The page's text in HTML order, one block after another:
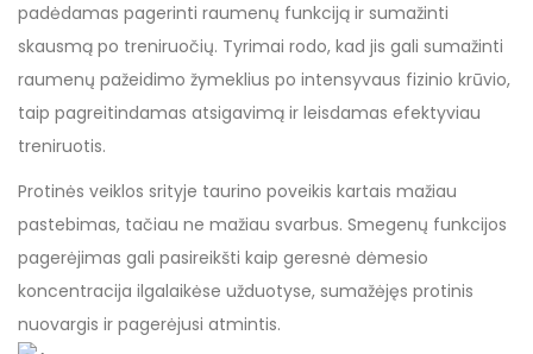
padėdamas pagerinti raumenų funkciją ir sumažinti
skausmą po treniruočių. Tyrimai rodo, kad jis gali sumažinti
raumenų pažeidimo žymeklius po intensyvaus fizinio krūvio,
taip pagreitindamas atsigavimą ir leisdamas efektyviau
treniruotis.
Protinės veiklos srityje taurino poveikis kartais mažiau
pastebimas, tačiau ne mažiau svarbus. Smegenų funkcijos
pagerėjimas gali pasireikšti kaip geresnė dėmesio
koncentracija ilgalaikėse užduotyse, sumažėjęs protinis
nuovargis ir pagerėjusi atmintis.